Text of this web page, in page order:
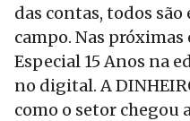
das contas, todos
campo. Nas
Especial 15 Anos na
no digital. A
como o setor chegou